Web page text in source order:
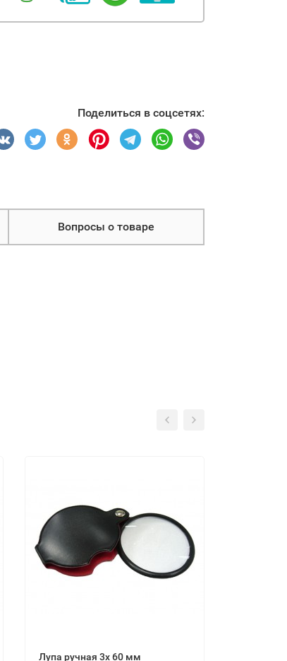
Поделиться в соцсетях:
Вопросы о товаре
Лупа ручная 3x 60 мм